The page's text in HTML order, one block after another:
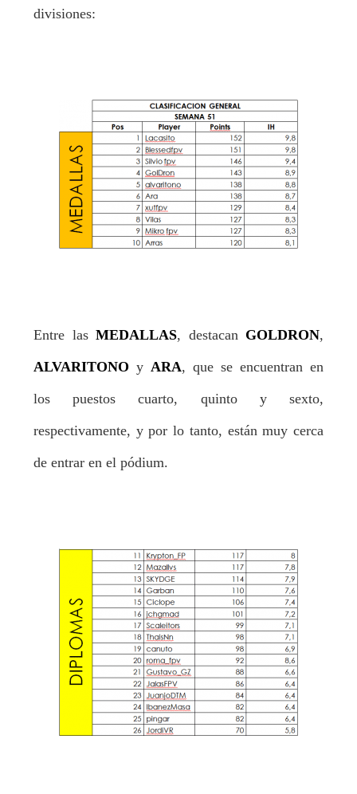
divisiones:
Entre las MEDALLAS, destacan GOLDRON,
ALVARITONO y ARA, que se encuentran en
los puestos cuarto, quinto y sexto,
respectivamente, y por lo tanto, están muy cerca
de entrar en el pódium.